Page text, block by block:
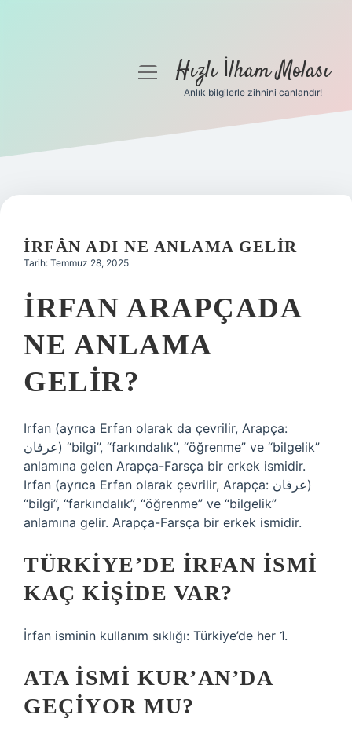
Gizlilik Politikası
Yasal Uyarı
menüyüHızlı İlham Molası
Anlık bilgilerle zihnini canlandır!
İRFÂN ADI NE ANLAMA GELIR
Tarih: Temmuz 28, 2025
İRFAN ARAPÇADA
NE ANLAMA
GELIR?
Irfan (ayrıca Erfan olarak da çevrilir, Arapça:
عرفان) “bilgi”, “farkındalık”, “öğrenme” ve “bilgelik”
anlamına gelen Arapça-Farsça bir erkek ismidir.
Irfan (ayrıca Erfan olarak çevrilir, Arapça: عرفان)
“bilgi”, “farkındalık”, “öğrenme” ve “bilgelik”
anlamına gelir. Arapça-Farsça bir erkek ismidir.
TÜRKIYE’DE IRFAN ISMI
KAÇ KIŞIDE VAR?
İrfan isminin kullanım sıklığı: Türkiye’de her 1.
ATA ISMI KUR’AN’DA
GEÇIYOR MU?